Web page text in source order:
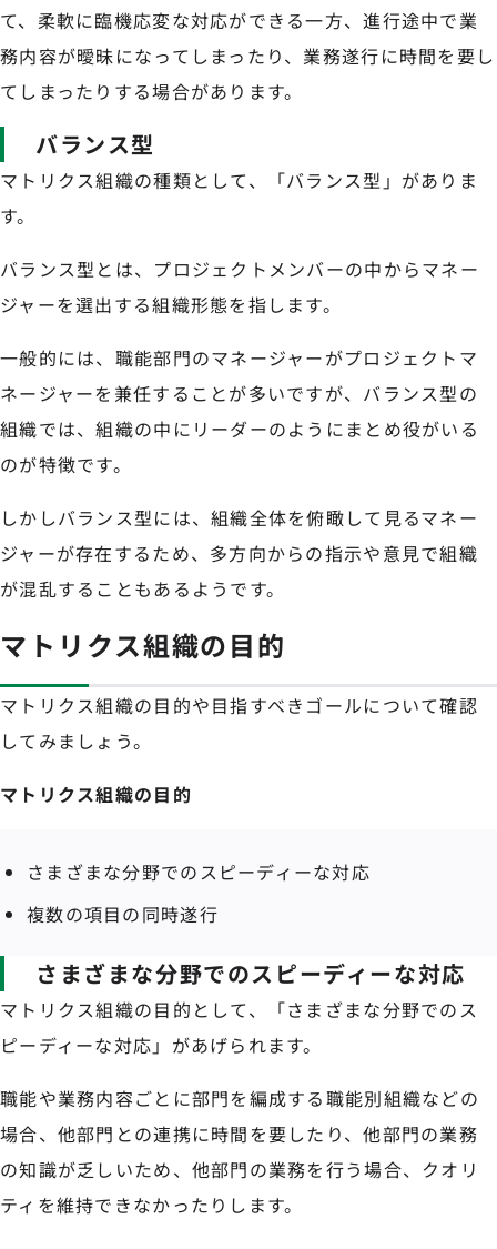
て、柔軟に臨機応変な対応ができる一方、進行途中で業
務内容が曖昧になってしまったり、業務遂行に時間を要し
てしまったりする場合があります。
バランス型
マトリクス組織の種類として、「バランス型」がありま
す。
バランス型とは、プロジェクトメンバーの中からマネー
ジャーを選出する組織形態を指します。
一般的には、職能部門のマネージャーがプロジェクトマ
ネージャーを兼任することが多いですが、バランス型の
組織では、組織の中にリーダーのようにまとめ役がいる
のが特徴です。
しかしバランス型には、組織全体を俯瞰して見るマネー
ジャーが存在するため、多方向からの指示や意見で組織
が混乱することもあるようです。
マトリクス組織の目的
マトリクス組織の目的や目指すべきゴールについて確認
してみましょう。
マトリクス組織の目的
さまざまな分野でのスピーディーな対応
複数の項目の同時遂行
さまざまな分野でのスピーディーな対応
マトリクス組織の目的として、「さまざまな分野でのス
ピーディーな対応」があげられます。
職能や業務内容ごとに部門を編成する職能別組織などの
場合、他部門との連携に時間を要したり、他部門の業務
の知識が乏しいため、他部門の業務を行う場合、クオリ
ティを維持できなかったりします。